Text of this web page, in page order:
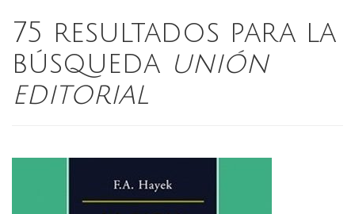
75 resultados para la
búsqueda unión
editorial